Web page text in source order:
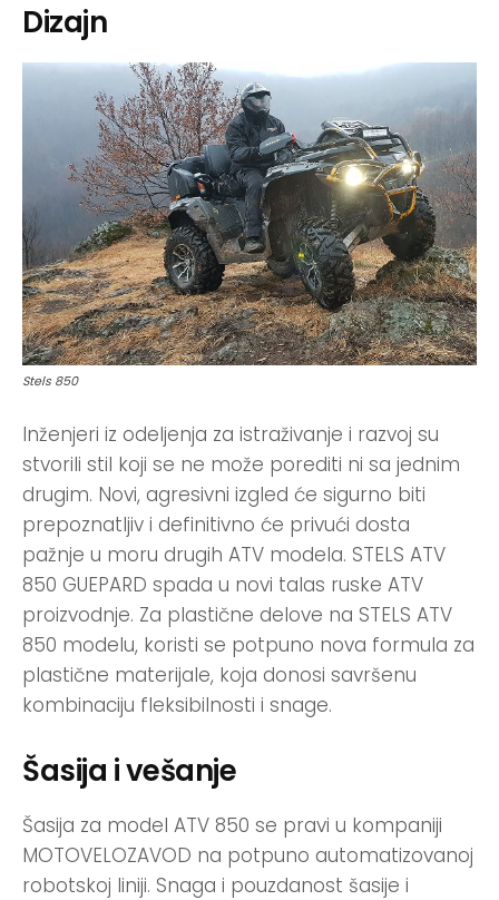
Dizajn
Stels 850
Inženjeri iz odeljenja za istraživanje i razvoj su
stvorili stil koji se ne može porediti ni sa jednim
drugim. Novi, agresivni izgled će sigurno biti
prepoznatljiv i definitivno će privući dosta
pažnje u moru drugih ATV modela. STELS ATV
850 GUEPARD spada u novi talas ruske ATV
proizvodnje. Za plastične delove na STELS ATV
850 modelu, koristi se potpuno nova formula za
plastične materijale, koja donosi savršenu
kombinaciju fleksibilnosti i snage.
Šasija i vešanje
Šasija za model ATV 850 se pravi u kompaniji
MOTOVELOZAVOD na potpuno automatizovanoj
robotskoj liniji. Snaga i pouzdanost šasije i